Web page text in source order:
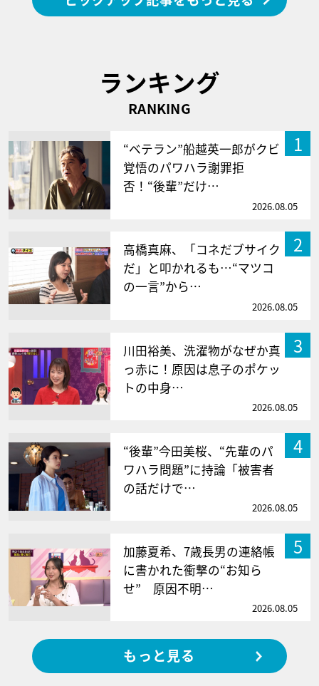
ランキング
RANKING
1
“ベテラン”船越英一郎がクビ
覚悟のパワハラ謝罪拒
否！“後輩”だけ…
2026.08.05
2
高橋真麻、「コネだブサイク
だ」と叩かれるも…“マツコ
の一言”から…
2026.08.05
3
川田裕美、洗濯物がなぜか真
っ赤に！原因は息子のポケッ
トの中身…
2026.08.05
4
“後輩”今田美桜、“先輩のパ
ワハラ問題”に持論「被害者
の話だけで…
2026.08.05
5
加藤夏希、7歳長男の連絡帳
に書かれた衝撃の“お知ら
せ” 原因不明…
2026.08.05
もっと見る